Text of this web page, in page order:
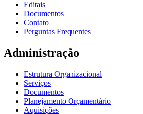
Editais
Documentos
Contato
Perguntas Frequentes
Administração
Estrutura Organizacional
Serviços
Documentos
Planejamento Orçamentário
Aquisições